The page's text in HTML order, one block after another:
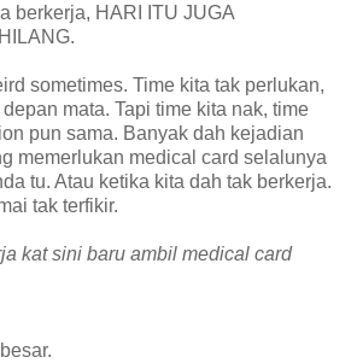
berkerja, HARI ITU JUGA
sometimes. Time kita tak perlukan,
mata. Tapi time kita nak, time
pun sama. Banyak dah kejadian
memerlukan medical card selalunya
tu. Atau ketika kita dah tak berkerja.
tak terfikir.
kat sini baru ambil medical card